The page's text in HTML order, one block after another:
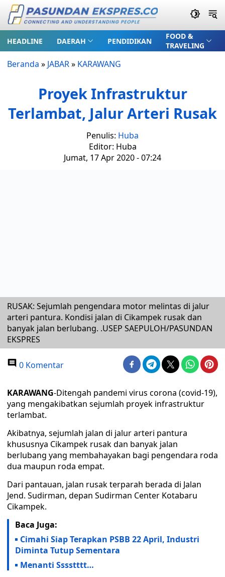
HEADLINE DAERAH PENDIDIKAN
FOOD &
TRAVELING
Beranda » JABAR» KARAWANG
Proyek Infrastruktur
Terlambat, Jalur Arteri Rusak
Penulis: Huba
Editor: Huba
Jumat, 17 Apr 2020 - 07:24
RUSAK: Sejumlah pengendara motor melintas di jalur
arteri pantura. Kondisi jalan di Cikampek rusak dan
banyak jalan berlubang. .USEP SAEPULOH/PASUNDAN
EKSPRES
0 Komentar
KARAWANG-Ditengah pandemi virus corona (covid-19),
yang mengakibatkan sejumlah proyek infrastruktur
terlambat.
Akibatnya, sejumlah jalan di jalur arteri pantura
khususnya Cikampek rusak dan banyak jalan
berlubang yang membahayakan bagi pengendara roda
dua maupun roda empat.
Dari pantauan, jalan rusak terparah berada di Jalan
Jend. Sudirman, depan Sudirman Center Kotabaru
Cikampek.
Baca Juga:
Cimahi Siap Terapkan PSBB 22 April, Industri
Diminta Tutup Sementara
Menanti Sssstttt…